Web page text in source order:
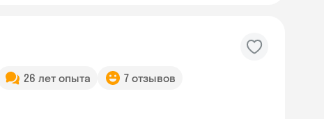
26 лет опыта 7 отзывов